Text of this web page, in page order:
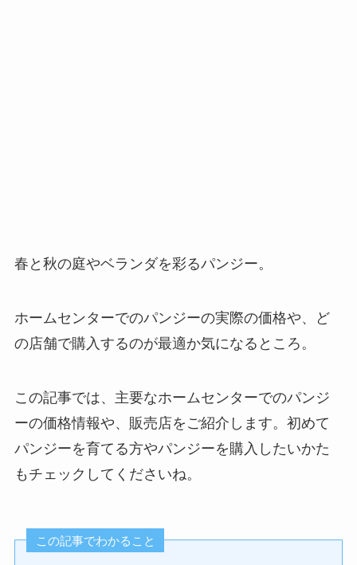
春と秋の庭やベランダを彩るパンジー。
ホームセンターでのパンジーの実際の価格や、ど
の店舗で購入するのが最適か気になるところ。
この記事では、主要なホームセンターでのパンジ
ーの価格情報や、販売店をご紹介します。初めて
パンジーを育てる方やパンジーを購入したいかた
もチェックしてくださいね。
この記事でわかること